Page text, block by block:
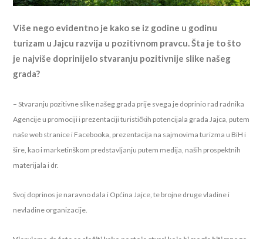
Više nego evidentno je kako se iz godine u godinu
turizam u Jajcu razvija u pozitivnom pravcu. Šta je to što
je najviše doprinijelo stvaranju pozitivnije slike našeg
grada?
– Stvaranju pozitivne slike našeg grada prije svega je doprinio rad radnika
Agencije u promociji i prezentaciji turističkih potencijala grada Jajca, putem
naše web stranice i Facebooka, prezentacija na sajmovima turizma u BiH i
šire, kao i marketinškom predstavljanju putem medija, naših prospektnih
materijala i dr.
Svoj doprinos je naravno dala i Općina Jajce, te brojne druge vladine i
nevladine organizacije.